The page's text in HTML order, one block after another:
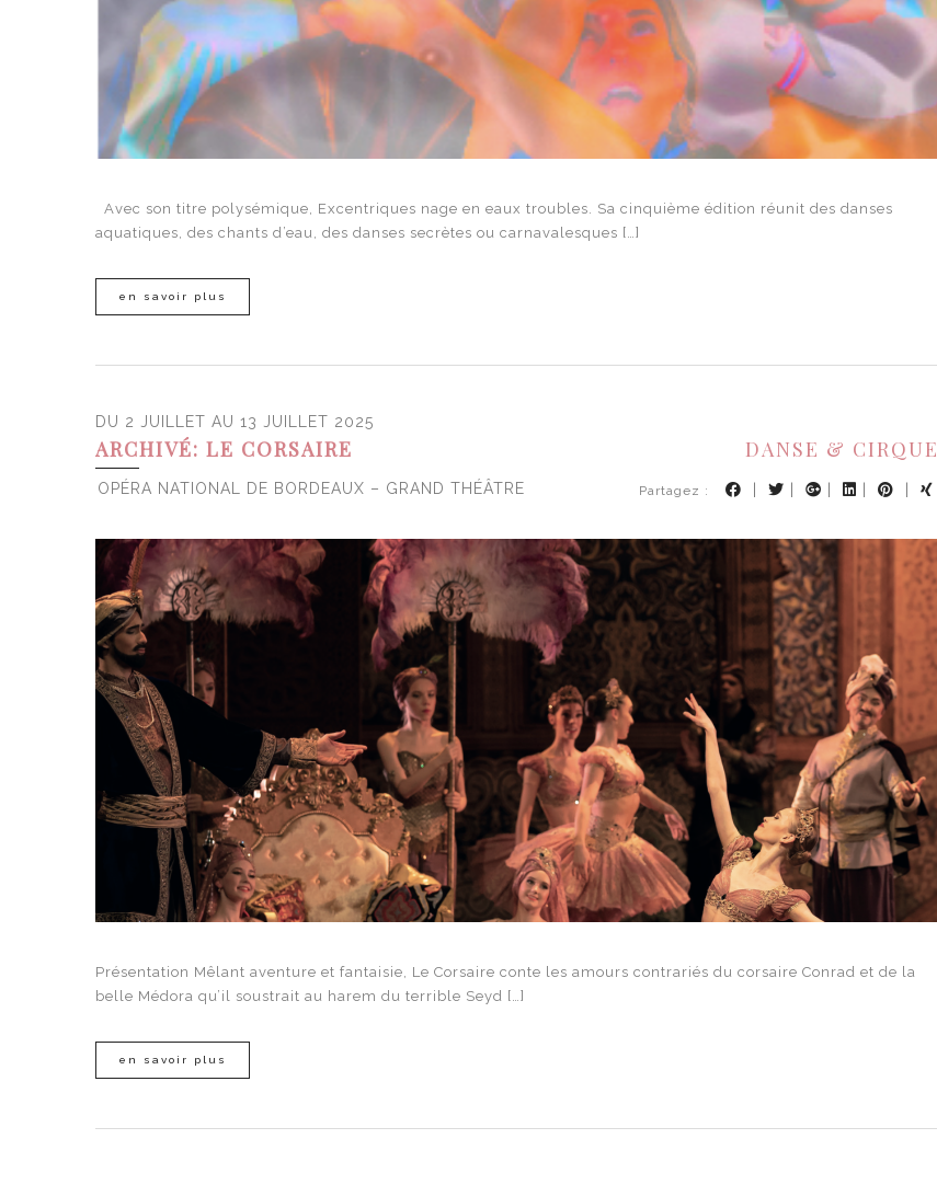
Avec son titre polysémique, Excentriques nage en eaux troubles. Sa cinquième édition réunit des danses
aquatiques, des chants d’eau, des danses secrètes ou carnavalesques […]
en savoir plus
DU 2 JUILLET AU 13 JUILLET 2025
ARCHIVÉ: LE CORSAIRE DANSE & CIRQUE
OPÉRA NATIONAL DE BORDEAUX – GRAND THÉÂTRE Partagez :
Présentation Mêlant aventure et fantaisie, Le Corsaire conte les amours contrariés du corsaire Conrad et de la
belle Médora qu’il soustrait au harem du terrible Seyd […]
en savoir plus